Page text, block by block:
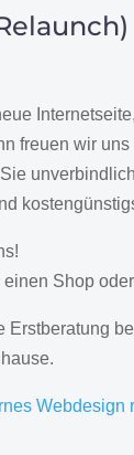
Internetseite,
freuen wir
Shop
Erstberatung
Webdesign